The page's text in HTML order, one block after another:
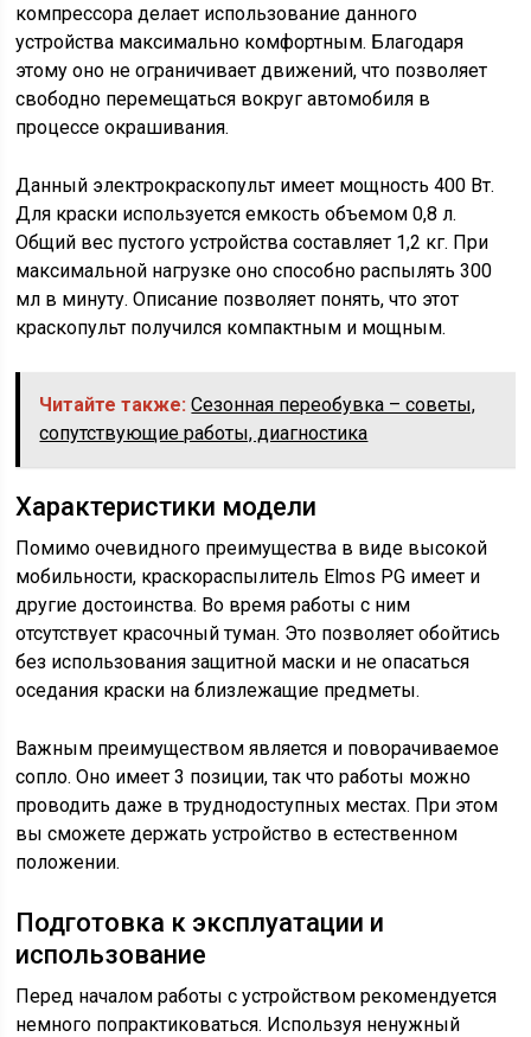
компрессора делает использование данного
устройства максимально комфортным. Благодаря
этому оно не ограничивает движений, что позволяет
свободно перемещаться вокруг автомобиля в
процессе окрашивания.
Данный электрокраскопульт имеет мощность 400 Вт.
Для краски используется емкость объемом 0,8 л.
Общий вес пустого устройства составляет 1,2 кг. При
максимальной нагрузке оно способно распылять 300
мл в минуту. Описание позволяет понять, что этот
краскопульт получился компактным и мощным.
Читайте также: Сезонная переобувка – советы,
сопутствующие работы, диагностика
Характеристики модели
Помимо очевидного преимущества в виде высокой
мобильности, краскораспылитель Elmos PG имеет и
другие достоинства. Во время работы с ним
отсутствует красочный туман. Это позволяет обойтись
без использования защитной маски и не опасаться
оседания краски на близлежащие предметы.
Важным преимуществом является и поворачиваемое
сопло. Оно имеет 3 позиции, так что работы можно
проводить даже в труднодоступных местах. При этом
вы сможете держать устройство в естественном
положении.
Подготовка к эксплуатации и
использование
Перед началом работы с устройством рекомендуется
немного попрактиковаться. Используя ненужный